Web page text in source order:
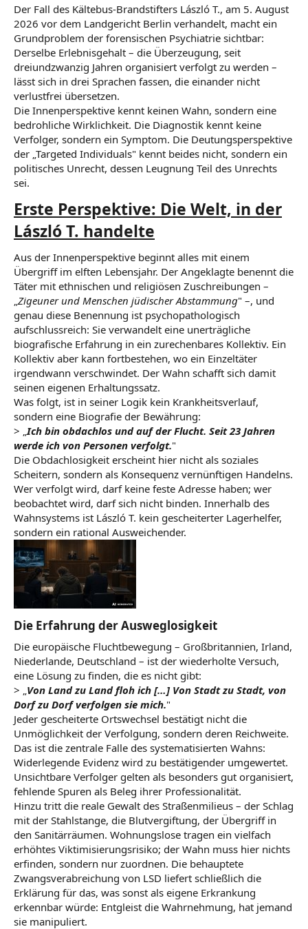
Der Fall des Kältebus-Brandstifters László T., am 5. August
2026 vor dem Landgericht Berlin verhandelt, macht ein
Grundproblem der forensischen Psychiatrie sichtbar:
Derselbe Erlebnisgehalt – die Überzeugung, seit
dreiundzwanzig Jahren organisiert verfolgt zu werden –
lässt sich in drei Sprachen fassen, die einander nicht
verlustfrei übersetzen.
Die Innenperspektive kennt keinen Wahn, sondern eine
bedrohliche Wirklichkeit. Die Diagnostik kennt keine
Verfolger, sondern ein Symptom. Die Deutungsperspektive
der „Targeted Individuals" kennt beides nicht, sondern ein
politisches Unrecht, dessen Leugnung Teil des Unrechts
sei.
Erste Perspektive: Die Welt, in der
László T. handelte
Aus der Innenperspektive beginnt alles mit einem
Übergriff im elften Lebensjahr. Der Angeklagte benennt die
Täter mit ethnischen und religiösen Zuschreibungen –
Zigeuner und Menschen jüdischer Abstammung" –, und
genau diese Benennung ist psychopathologisch
aufschlussreich: Sie verwandelt eine unerträgliche
biografische Erfahrung in ein zurechenbares Kollektiv. Ein
Kollektiv aber kann fortbestehen, wo ein Einzeltäter
irgendwann verschwindet. Der Wahn schafft sich damit
seinen eigenen Erhaltungssatz.
Was folgt, ist in seiner Logik kein Krankheitsverlauf,
sondern eine Biografie der Bewährung:
> „ Ich bin obdachlos und auf der Flucht. Seit 23 Jahren
werde ich von Personen verfolgt."
Die Obdachlosigkeit erscheint hier nicht als soziales
Scheitern, sondern als Konsequenz vernünftigen Handelns.
Wer verfolgt wird, darf keine feste Adresse haben; wer
beobachtet wird, darf sich nicht binden. Innerhalb des
Wahnsystems ist László T. kein gescheiterter Lagerhelfer,
sondern ein rational Ausweichender.
Die Erfahrung der Ausweglosigkeit​
Die europäische Fluchtbewegung – Großbritannien, Irland,
Niederlande, Deutschland – ist der wiederholte Versuch,
eine Lösung zu finden, die es nicht gibt:
> „ Von Land zu Land floh ich […] Von Stadt zu Stadt, von
Dorf zu Dorf verfolgen sie mich."
Jeder gescheiterte Ortswechsel bestätigt nicht die
Unmöglichkeit der Verfolgung, sondern deren Reichweite.
Das ist die zentrale Falle des systematisierten Wahns:
Widerlegende Evidenz wird zu bestätigender umgewertet.
Unsichtbare Verfolger gelten als besonders gut organisiert,
fehlende Spuren als Beleg ihrer Professionalität.
Hinzu tritt die reale Gewalt des Straßenmilieus – der Schlag
mit der Stahlstange, die Blutvergiftung, der Übergriff in
den Sanitärräumen. Wohnungslose tragen ein vielfach
erhöhtes Viktimisierungsrisiko; der Wahn muss hier nichts
erfinden, sondern nur zuordnen. Die behauptete
Zwangsverabreichung von LSD liefert schließlich die
Erklärung für das, was sonst als eigene Erkrankung
erkennbar würde: Entgleist die Wahrnehmung, hat jemand
sie manipuliert.